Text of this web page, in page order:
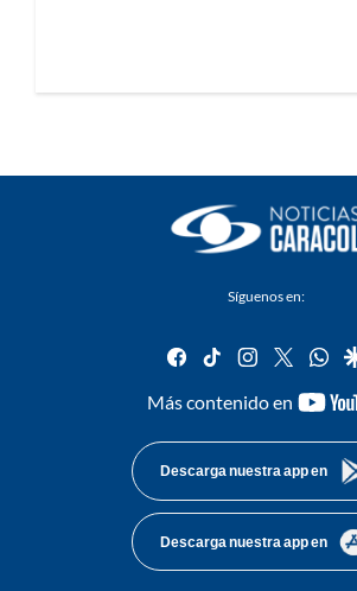
Síguenos en:
facebook
tiktok instagram
twitter
Más contenido en
Descarga nuestra app en
Descarga nuestra app en